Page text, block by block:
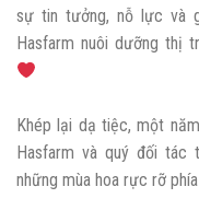
sự tin tưởng, nỗ lực và
Hasfarm nuôi dưỡng thị
Khép lại dạ tiệc, một
Hasfarm và quý đối tác
những mùa hoa rực rỡ